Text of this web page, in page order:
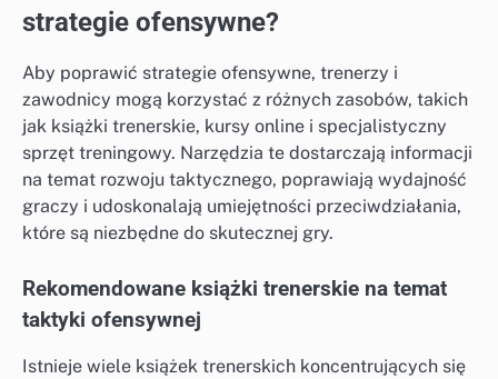
strategie ofensywne?
Aby poprawić strategie ofensywne, trenerzy i
zawodnicy mogą korzystać z różnych zasobów, takich
jak książki trenerskie, kursy online i specjalistyczny
sprzęt treningowy. Narzędzia te dostarczają informacji
na temat rozwoju taktycznego, poprawiają wydajność
graczy i udoskonalają umiejętności przeciwdziałania,
które są niezbędne do skutecznej gry.
Rekomendowane książki trenerskie na temat
taktyki ofensywnej
Istnieje wiele książek trenerskich koncentrujących się